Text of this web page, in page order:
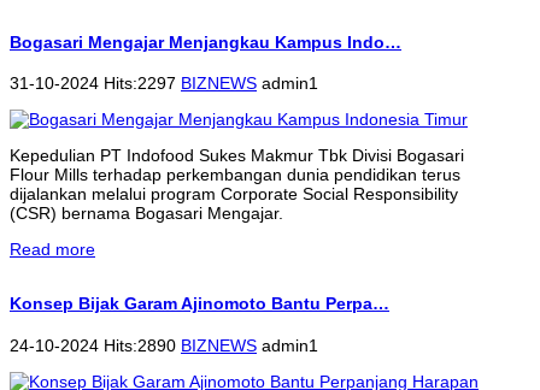
Bogasari Mengajar Menjangkau Kampus Indo…
31-10-2024 Hits:2297 BIZNEWS admin1
Kepedulian PT Indofood Sukes Makmur Tbk Divisi Bogasari
Flour Mills terhadap perkembangan dunia pendidikan terus
dijalankan melalui program Corporate Social Responsibility
(CSR) bernama Bogasari Mengajar.
Read more
Konsep Bijak Garam Ajinomoto Bantu Perpa…
24-10-2024 Hits:2890 BIZNEWS admin1